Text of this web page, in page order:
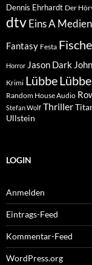
Dennis Ehrhardt Der
dtvEins A Medien
Fantasy Festa
Horror Jason Dark
Krimi Lübbe
Random House Audio
Stefan Wolf Thriller
Ullstein
LOGIN
Anmelden
Eintrags-Feed
Kommentar-Feed
WordPress.org